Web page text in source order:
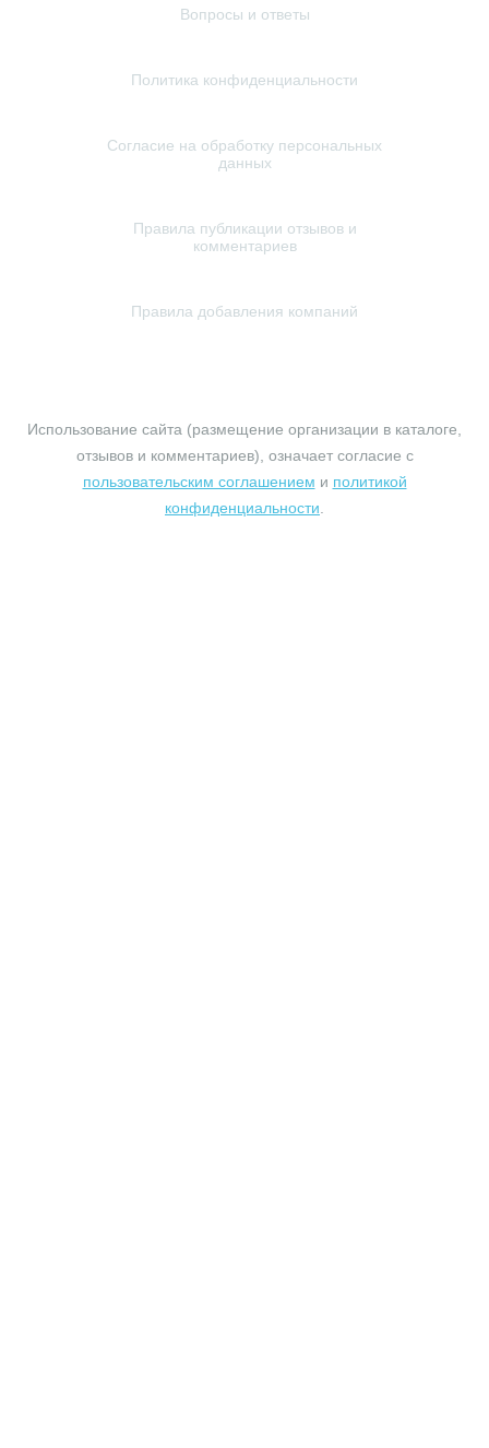
Вопросы и ответы
Политика конфиденциальности
Согласие на обработку персональных
данных
Правила публикации отзывов и
комментариев
Правила добавления компаний
Использование сайта (размещение организации в каталоге,
отзывов и комментариев), означает согласие с
пользовательским соглашением и политикой
конфиденциальности